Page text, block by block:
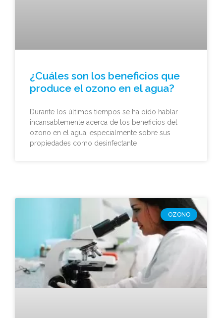
¿Cuáles son los beneficios que
produce el ozono en el agua?
Durante los últimos tiempos se ha oído hablar
incansablemente acerca de los beneficios del
ozono en el agua, especialmente sobre sus
propiedades como desinfectante
OZONO